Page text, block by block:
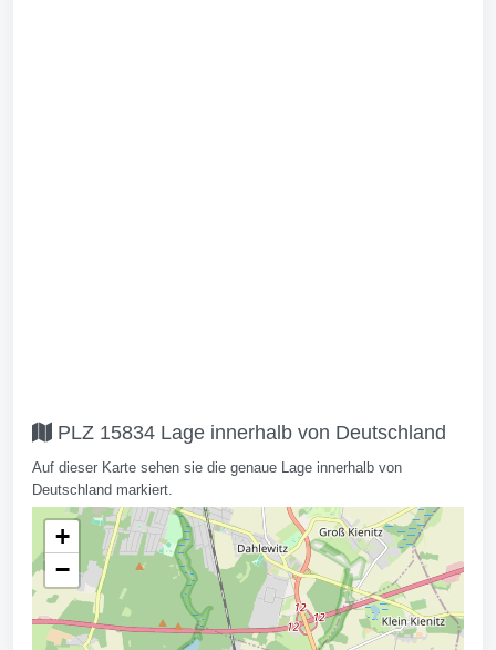
PLZ 15834 Lage innerhalb von Deutschland
Auf dieser Karte sehen sie die genaue Lage innerhalb von
Deutschland markiert.
+
−